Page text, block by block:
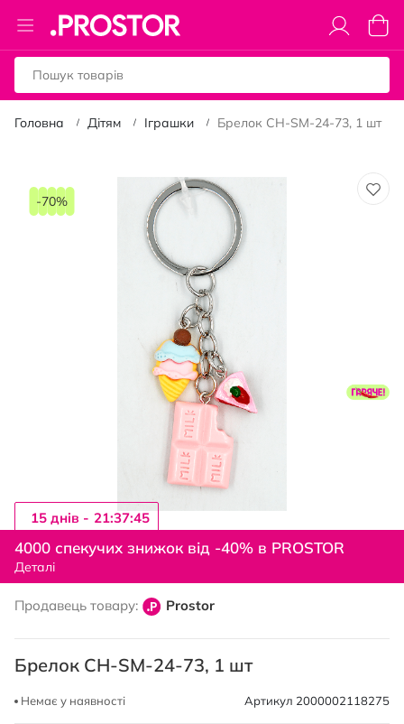
Toggle
Nav
Кошик
Головна Дітям Іграшки Брелок CH-SM-24-73, 1 шт
кінця
-70%
Перейти
до
початку
галереї
4000 спекучих знижок від -40% в PROSTOR
Деталі
15 днiв - 21:37:44
Продавець товару: Prostor
Брелок CH-SM-24-73, 1 шт
Немає у наявності Артикул 2000002118275